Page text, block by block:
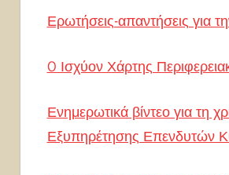
Ερωτήσεις-απαντήσεις για
O Ισχύον Χάρτης
Ενημερωτικά βίντεο για τη
Εξυπηρέτησης Επενδυτών